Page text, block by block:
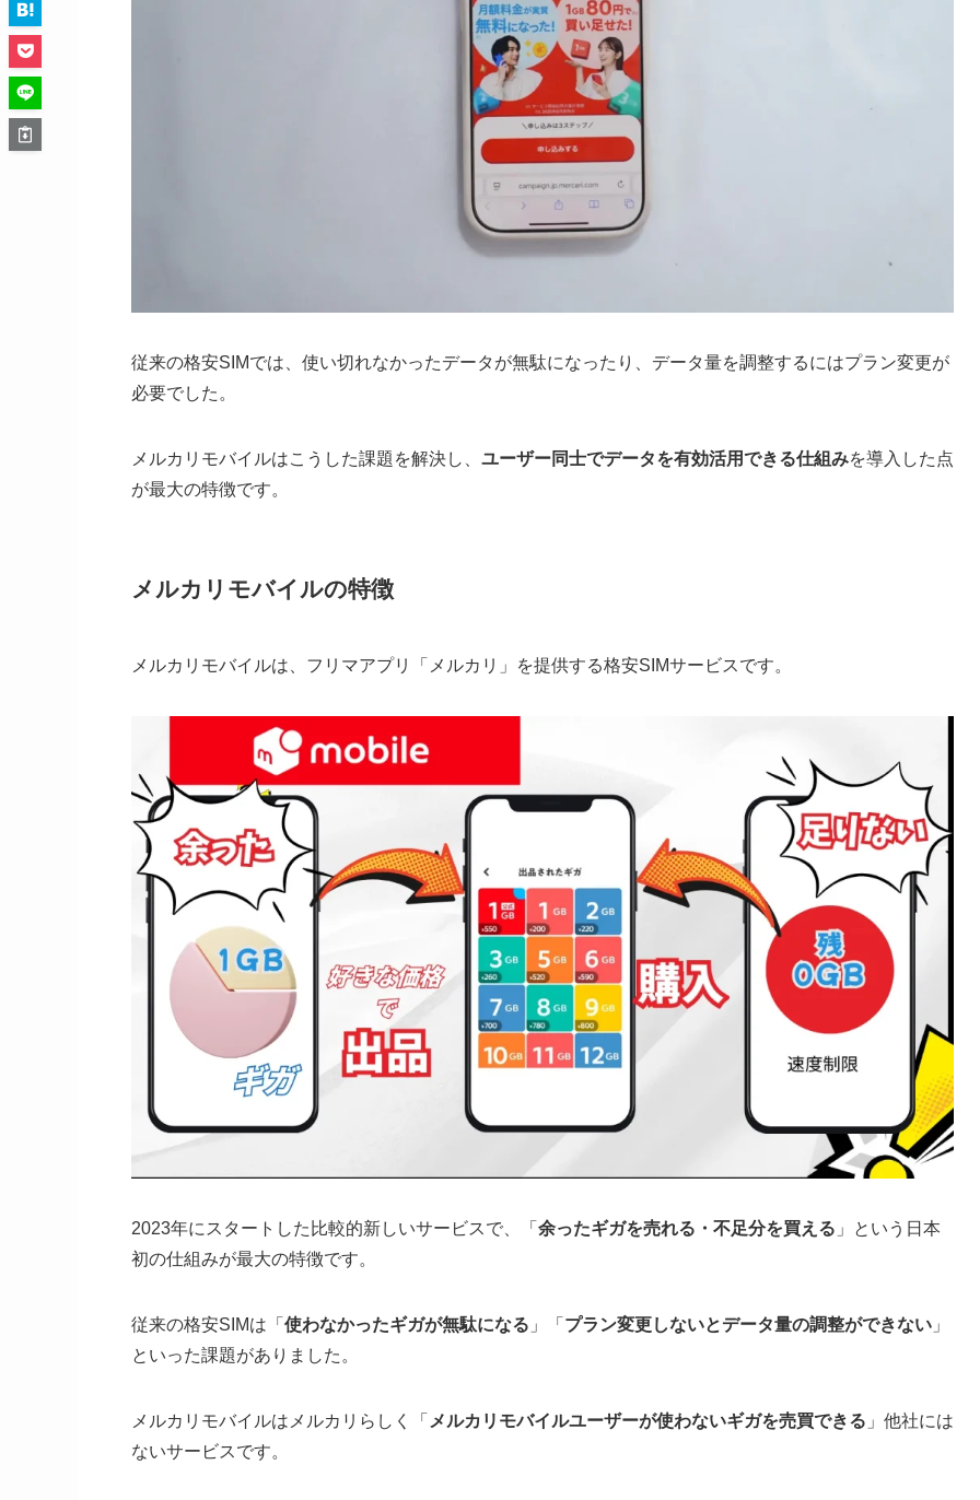
従来の格安SIMでは、使い切れなかったデータが無駄になったり、データ量を調整するにはプラン変更が
必要でした。
メルカリモバイルはこうした課題を解決し、 ユーザー同士でデータを有効活用できる仕組みを導入した点
が最大の特徴です。
メルカリモバイルの特徴
メルカリモバイルは、フリマアプリ「メルカリ」を提供する格安SIMサービスです。
2023年にスタートした比較的新しいサービスで、「 余ったギガを売れる・不足分を買える 」という日本
初の仕組みが最大の特徴です。
従来の格安SIMは「 使わなかったギガが無駄になる 」「 プラン変更しないとデータ量の調整ができない 」
といった課題がありました。
メルカリモバイルはメルカリらしく「 メルカリモバイルユーザーが使わないギガを売買できる 」他社には
ないサービスです。